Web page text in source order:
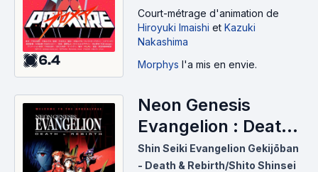
6.4
Court-métrage d'animation de
Hiroyuki Imaishi et Kazuki
Nakashima
Morphys l'a mis en envie.
Neon Genesis
Evangelion : Death
and Rebirth (1997)
Shin Seiki Evangelion Gekijōban
- Death & Rebirth/Shito Shinsei